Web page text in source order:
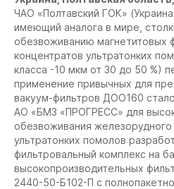
ЧАО «Полтавский ГОК»
имеющий аналога в мире,
обезвоживанию магнетитовых
концентратов ультратонких
класса -10 мкм от 30 до 50 %)
применение привычных для
вакуум-фильтров ДОО160
АО «БМЗ «ПРОГРЕСС» для
обезвоживания железорудного
ультратонких помолов
фильтровальный комплекс на
высокопроизводительных
2440-50-Б102-П с